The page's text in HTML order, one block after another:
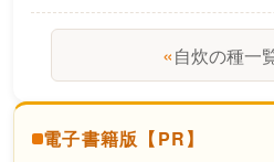
«自炊の種一
電子書籍版【PR】